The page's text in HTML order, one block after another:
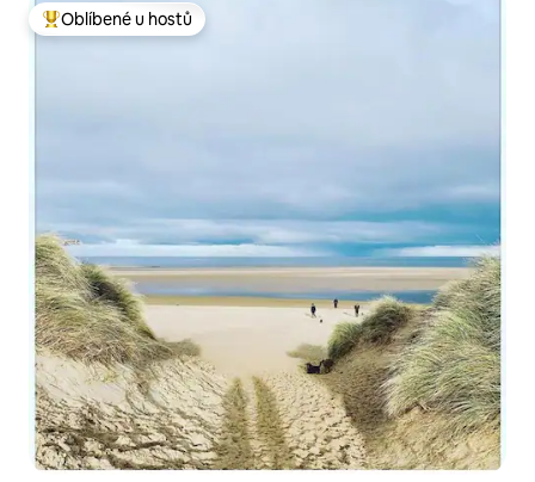
Nejlepší v kategorii Oblíbené u hostů
Oblíbené u hostů